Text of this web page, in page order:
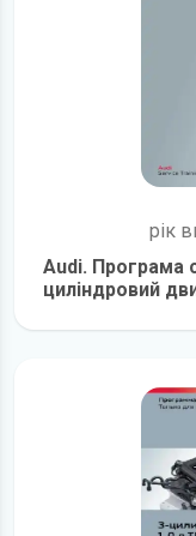
рік
Audi. Програма
циліндровий